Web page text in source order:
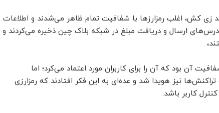
زی کش، اغلب رمزارزها با شفافیت تمام ظاهر می‌شدند و اطلاعات
آدرس‌های ارسال و دریافت مبلغ در شبکه بلاک چین ذخیره می‌کردند و
آن بود که آن را برای کاربران مورد اعتماد می‌کرد؛ اما
نیز هویدا شد و عده‌ای به این فکر افتادند که رمزارزی
کاربر باشد.